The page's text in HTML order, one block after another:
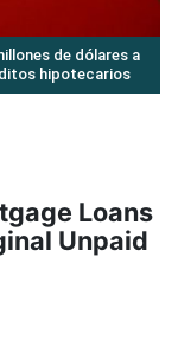
de dólares a
hipotecarios
Loans
Unpaid